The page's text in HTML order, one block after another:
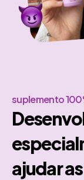
suplemento
ajudar